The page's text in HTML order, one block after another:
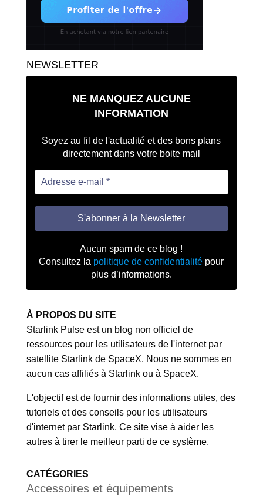
NEWSLETTER
NE MANQUEZ AUCUNE
INFORMATION
Soyez au fil de l'actualité et des bons plans
directement dans votre boite mail
Aucun spam de ce blog !
Consultez la politique de confidentialité pour
plus d’informations.
À PROPOS DU SITE
Starlink Pulse est un blog non officiel de
ressources pour les utilisateurs de l'internet par
satellite Starlink de SpaceX. Nous ne sommes en
aucun cas affiliés à Starlink ou à SpaceX.
L'objectif est de fournir des informations utiles, des
tutoriels et des conseils pour les utilisateurs
d'internet par Starlink. Ce site vise à aider les
autres à tirer le meilleur parti de ce système.
CATÉGORIES
Accessoires et équipements